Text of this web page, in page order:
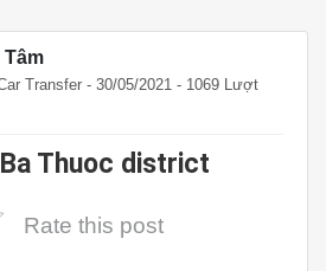
Tâm
Transfer - 30/05/2021 - 1069 Lượt
Thuoc district
Rate this post